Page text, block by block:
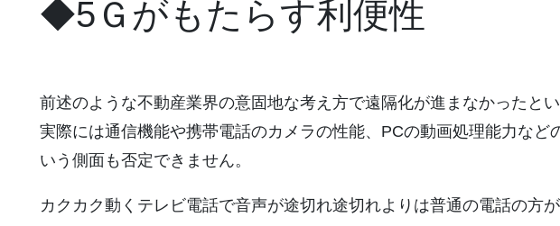
◆5Ｇがもたらす利便性
前述のような不動産業界の意固地な考え方で遠隔化が進まなかったとい
実際には通信機能や携帯電話のカメラの性能、PCの動画処理能力など
いう側面も否定できません。
カクカク動くテレビ電話で音声が途切れ途切れよりは普通の電話の方